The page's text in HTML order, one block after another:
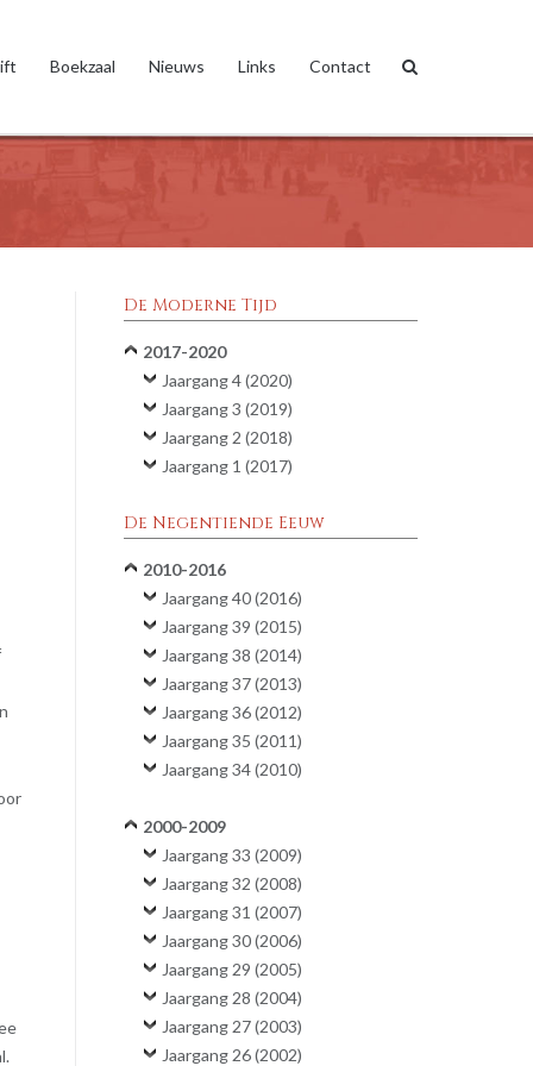
Boekzaal Nieuws Links Contact
De Moderne Tijd
2017-2020
Jaargang 4 (2020)
Jaargang 3 (2019)
Jaargang 2 (2018)
Jaargang 1 (2017)
De Negentiende Eeuw
2010-2016
Jaargang 40 (2016)
Jaargang 39 (2015)
Jaargang 38 (2014)
Jaargang 37 (2013)
Jaargang 36 (2012)
Jaargang 35 (2011)
Jaargang 34 (2010)
2000-2009
Jaargang 33 (2009)
Jaargang 32 (2008)
Jaargang 31 (2007)
Jaargang 30 (2006)
Jaargang 29 (2005)
Jaargang 28 (2004)
Jaargang 27 (2003)
Jaargang 26 (2002)